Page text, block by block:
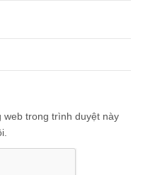
web trong trình duyệt này